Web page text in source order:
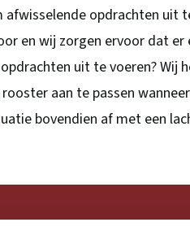
afwisselende opdrachten uit
en wij zorgen ervoor dat er
uit te voeren? Wij
aan te passen
bovendien af met een